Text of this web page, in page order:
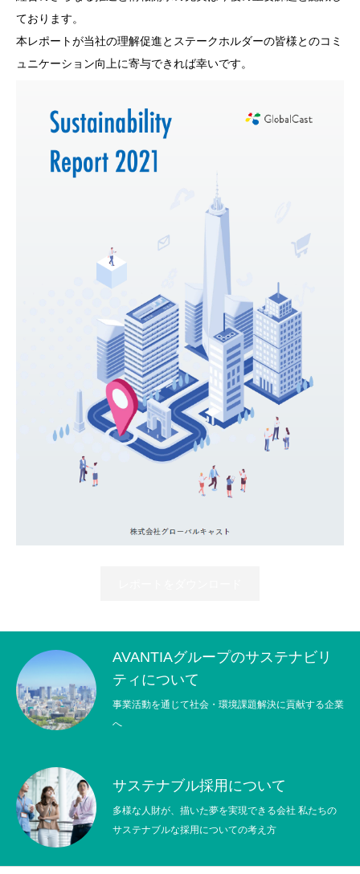
SDGsへの取り組み
お知らせ一覧
AVANTIAサイト
ております。
本レポートが当社の理解促進とステークホルダーの皆様とのコミ
ュニケーション向上に寄与できれば幸いです。
AVANTIAグループのサステナビリ
ティについて
事業活動を通じて社会・環境課題解決に貢献する企業
へ
サステナブル採用について
多様な人財が、描いた夢を実現できる会社 私たちの
サステナブルな採用についての考え方